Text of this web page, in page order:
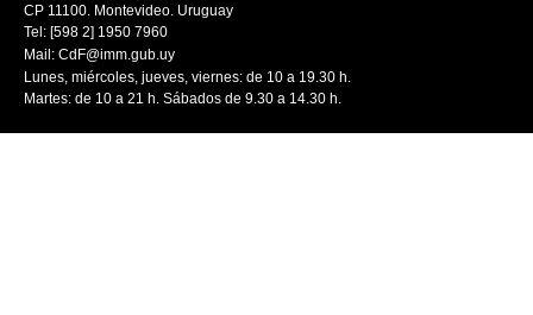
CP 11100. Montevideo. Uruguay
Tel: [598 2] 1950 7960
Mail: CdF@imm.gub.uy
Lunes, miércoles, jueves, viernes: de 10 a 19.30 h.
Martes: de 10 a 21 h. Sábados de 9.30 a 14.30 h.